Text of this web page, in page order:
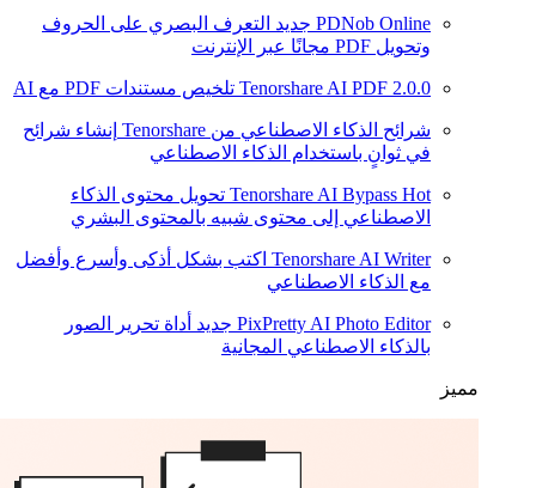
PDNob Online جديد التعرف البصري على الحروف
وتحويل PDF مجانًا عبر الإنترنت
Tenorshare AI PDF 2.0.0 تلخيص مستندات PDF مع AI
شرائح الذكاء الاصطناعي من Tenorshare
إنشاء شرائح
في ثوانٍ باستخدام الذكاء الاصطناعي
Tenorshare AI Bypass Hot
تحويل محتوى الذكاء
الاصطناعي إلى محتوى شبيه بالمحتوى البشري
Tenorshare AI Writer اكتب بشكل أذكى وأسرع وأفضل
مع الذكاء الاصطناعي
PixPretty AI Photo Editor جديد أداة تحرير الصور
بالذكاء الاصطناعي المجانية
مميز